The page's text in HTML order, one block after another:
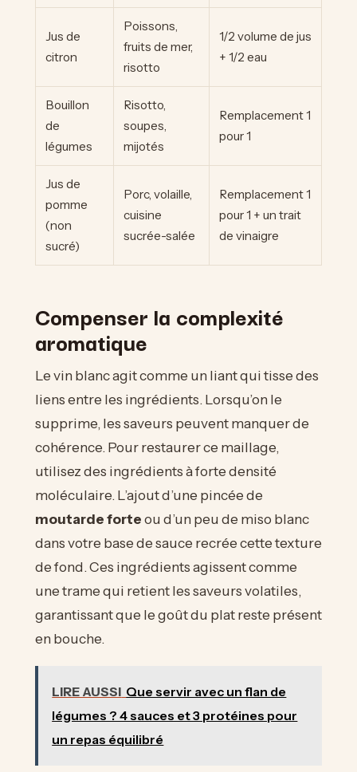
Jus de
citron
Poissons,
fruits de mer,
risotto
1/2 volume de jus
+ 1/2 eau
Bouillon
de
légumes
Risotto,
soupes,
mijotés
Remplacement 1
pour 1
Jus de
pomme
(non
sucré)
Porc, volaille,
cuisine
sucrée-salée
Remplacement 1
pour 1 + un trait
de vinaigre
Compenser la complexité
aromatique
Le vin blanc agit comme un liant qui tisse des
liens entre les ingrédients. Lorsqu’on le
supprime, les saveurs peuvent manquer de
cohérence. Pour restaurer ce maillage,
utilisez des ingrédients à forte densité
moléculaire. L’ajout d’une pincée de
moutarde forteou d’un peu de miso blanc
dans votre base de sauce recrée cette texture
de fond. Ces ingrédients agissent comme
une trame qui retient les saveurs volatiles,
garantissant que le goût du plat reste présent
en bouche.
LIRE AUSSI Que servir avec un flan de
légumes ? 4 sauces et 3 protéines pour
un repas équilibré